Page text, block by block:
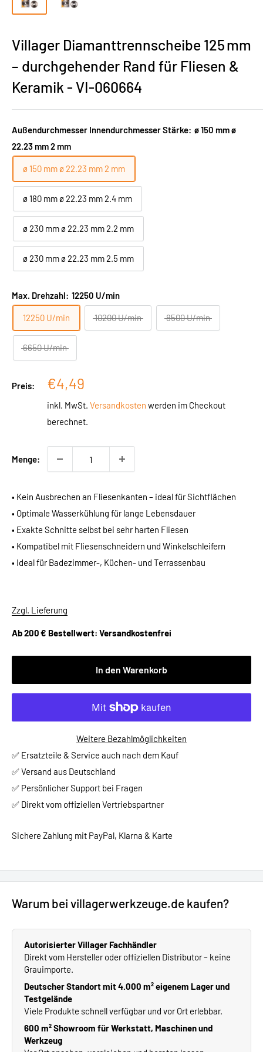
Villager Diamanttrennscheibe 125 mm
– durchgehender Rand für Fliesen &
Keramik - VI-060664
Außendurchmesser Innendurchmesser Stärke: ø 150 mm ø
22.23 mm 2 mm
ø 150 mm ø 22.23 mm 2 mm
ø 180 mm ø 22.23 mm 2.4 mm
ø 230 mm ø 22.23 mm 2.2 mm
ø 230 mm ø 22.23 mm 2.5 mm
Max. Drehzahl: 12250 U/min
12250 U/min 10200 U/min 8500 U/min
6650 U/min
Preis: Sonderpreis
€4,49
inkl. MwSt. Versandkosten werden im Checkout
berechnet.
Menge:
• Kein Ausbrechen an Fliesenkanten – ideal für Sichtflächen
• Optimale Wasserkühlung für lange Lebensdauer
• Exakte Schnitte selbst bei sehr harten Fliesen
• Kompatibel mit Fliesenschneidern und Winkelschleifern
• Ideal für Badezimmer-, Küchen- und Terrassenbau
Zzgl. Lieferung
Ab 200 € Bestellwert: Versandkostenfrei
In den Warenkorb
Weitere Bezahlmöglichkeiten
✅ Ersatzteile & Service auch nach dem Kauf
✅ Versand aus Deutschland
✅ Persönlicher Support bei Fragen
✅ Direkt vom offiziellen Vertriebspartner
Sichere Zahlung mit PayPal, Klarna & Karte
Warum bei villagerwerkzeuge.de kaufen?
Autorisierter Villager Fachhändler
Direkt vom Hersteller oder offiziellen Distributor – keine
Grauimporte.
Deutscher Standort mit 4.000 m² eigenem Lager und
Testgelände
Viele Produkte schnell verfügbar und vor Ort erlebbar.
600 m² Showroom für Werkstatt, Maschinen und
Werkzeug